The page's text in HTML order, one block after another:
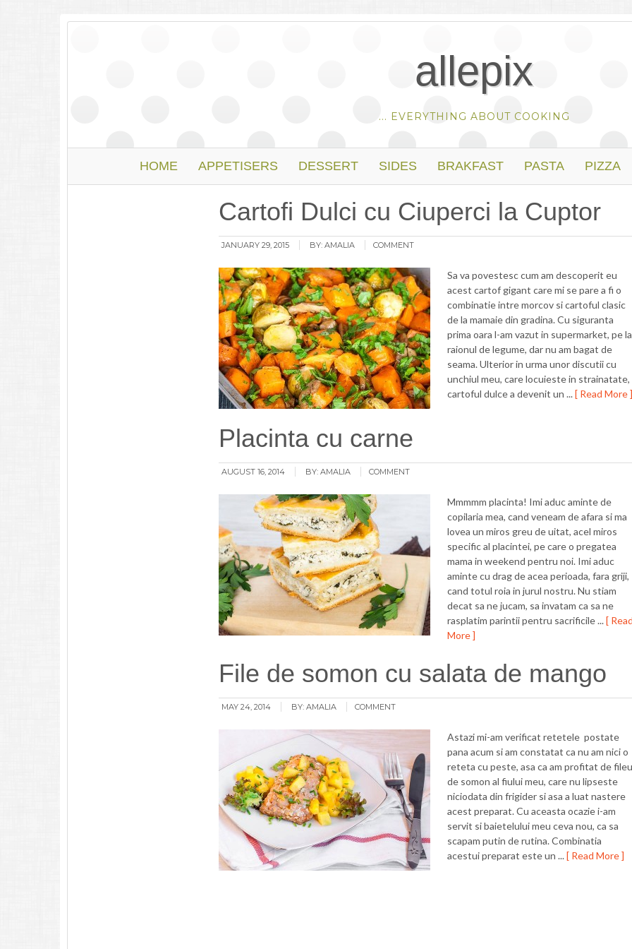
allepix
... EVERYTHING ABOUT COOKING
HOME APPETISERS DESSERT SIDES BRAKFAST PASTA PIZZA
Cartofi Dulci cu Ciuperci la Cuptor
JANUARY 29, 2015 BY: AMALIA COMMENT
Sa va povestesc cum am descoperit eu
acest cartof gigant care mi se pare a fi o
combinatie intre morcov si cartoful clasic
de la mamaie din gradina. Cu siguranta
prima oara l-am vazut in supermarket, pe la
raionul de legume, dar nu am bagat de
seama. Ulterior in urma unor discutii cu
unchiul meu, care locuieste in strainatate,
cartoful dulce a devenit un ...[ Read More ]
Placinta cu carne
AUGUST 16, 2014 BY: AMALIA COMMENT
Mmmmm placinta! Imi aduc aminte de
copilaria mea, cand veneam de afara si ma
lovea un miros greu de uitat, acel miros
specific al placintei, pe care o pregatea
mama in weekend pentru noi. Imi aduc
aminte cu drag de acea perioada, fara griji,
cand totul roia in jurul nostru. Nu stiam
decat sa ne jucam, sa invatam ca sa ne
rasplatim parintii pentru sacrificile ...[
More ]
File de somon cu salata de mango
MAY 24, 2014 BY: AMALIA COMMENT
Astazi mi-am verificat retetele postate
pana acum si am constatat ca nu am nici o
reteta cu peste, asa ca am profitat de
de somon al fiului meu, care nu lipseste
niciodata din frigider si asa a luat nastere
acest preparat. Cu aceasta ocazie i-am
servit si baietelului meu ceva nou, ca sa
scapam putin de rutina. Combinatia
acestui preparat este un ...[ Read More ]